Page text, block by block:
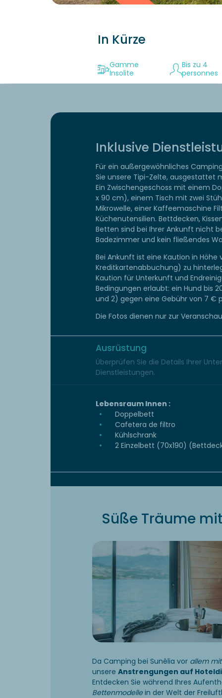
In Kürze
Gamme
Insolite
Bis zu 4
personnes
Inklusive
Für ein außergewöhnliches
Sie unsere Tipi-Zelte, ausgestattet
Ein Zwischengeschoss mit einem
x 90 cm), einem Tisch mit zwei
Mikrowelle, einer Kaffeemaschine
Küchenutensilien. Bettdecken,
Betten sind bei Ihrer Ankunft nicht
Badezimmer und kein fließendes
Bei Ankunft ist eine Kaution in
Kreditkartenabbuchung) zu
Kaution für Unterkunft und
Bedingungen erlaubt: ein Hund bis
und 2) gegen eine Gebühr von 7 €
Die Fotos dienen nur zur
Ausrüstung
Überprüfen Sie die Details Ihrer
Dienstleistungen.
Lebensraum Innen :
Doppelbett
Cafetera de filtro
Kühlschrank
2 Einzelbett (70x190)
Süße Träume
Da Camping bei Sunêlia vor allem
unsere Anstrengungen auf
Entdecken Sie während Ihres
Bettenmodellein der Welt der